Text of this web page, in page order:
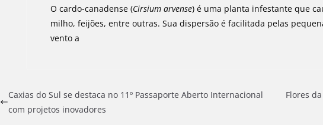
O cardo-canadense (Cirsium arvense) é uma planta infestante que
milho, feijões, entre outras. Sua dispersão é facilitada pelas
vento a
Caxias do Sul se destaca no 11º Passaporte Aberto Internacional
com projetos inovadores
Flores